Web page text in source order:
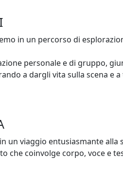
in un percorso di
personale e di gruppo,
a dargli vita sulla scena e
un viaggio entusiasmante alla
che coinvolge corpo, voce e